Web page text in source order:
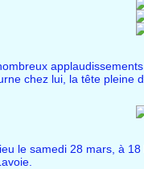
chez lui, la tête pleine
le samedi 28 mars, à